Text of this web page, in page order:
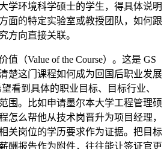
学环境科学硕士的学生，得具体说明
面的特定实验室或教授团队，如何跟
方向直接关联。
（Value of the Course）。这是 GS
楚这门课程如何成为回国后职业发展
看到具体的职业目标、目标行业、
围。比如申请墨尔本大学工程管理硕
怎么帮他从技术岗晋升为项目经理，
关岗位的学历要求作为证据。把目标
酬报告作为附件，往往能让签证官更